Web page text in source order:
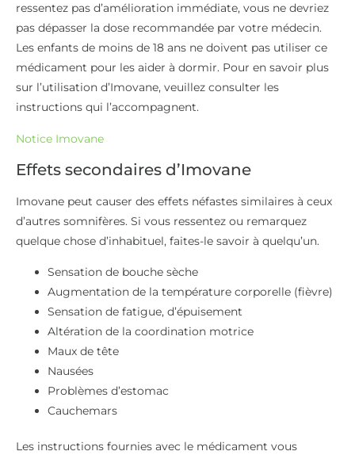
ressentez pas d’amélioration immédiate, vous ne devriez
pas dépasser la dose recommandée par votre médecin.
Les enfants de moins de 18 ans ne doivent pas utiliser ce
médicament pour les aider à dormir. Pour en savoir plus
sur l’utilisation d’Imovane, veuillez consulter les
instructions qui l’accompagnent.
Notice Imovane
Effets secondaires d’Imovane
Imovane peut causer des effets néfastes similaires à ceux
d’autres somnifères. Si vous ressentez ou remarquez
quelque chose d’inhabituel, faites-le savoir à quelqu’un.
Sensation de bouche sèche
Augmentation de la température corporelle (fièvre)
Sensation de fatigue, d’épuisement
Altération de la coordination motrice
Maux de tête
Nausées
Problèmes d’estomac
Cauchemars
Les instructions fournies avec le médicament vous